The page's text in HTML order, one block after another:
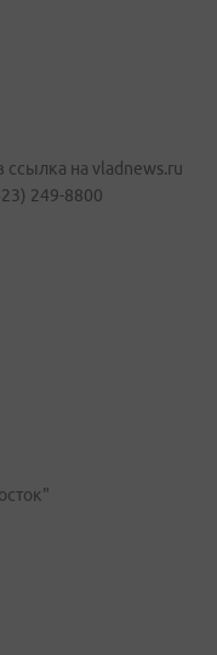
на vladnews.ru
249-8800